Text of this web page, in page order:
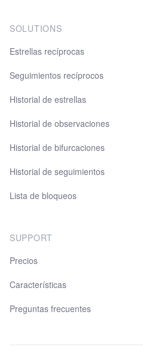
SOLUTIONS
Estrellas recíprocas
Seguimientos recíprocos
Historial de estrellas
Historial de observaciones
Historial de bifurcaciones
Historial de seguimientos
Lista de bloqueos
SUPPORT
Precios
Características
Preguntas frecuentes